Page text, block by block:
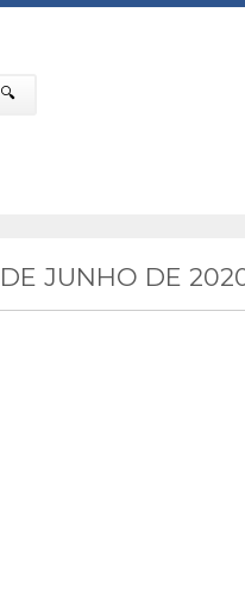
🔍
JUNHO DE